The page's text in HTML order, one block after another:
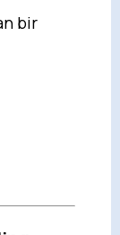
bir